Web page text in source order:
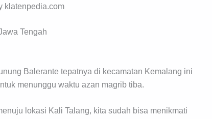
klatenpedia.com
Tengah
Balerante tepatnya di kecamatan Kemalang ini
menunggu waktu azan magrib tiba.
lokasi Kali Talang, kita sudah bisa menikmati